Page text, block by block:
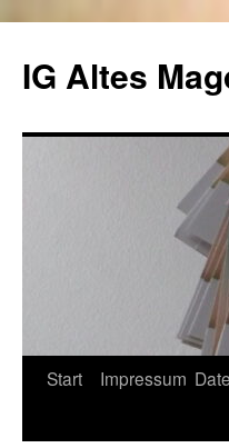
springen
IG Altes
Start Impressum